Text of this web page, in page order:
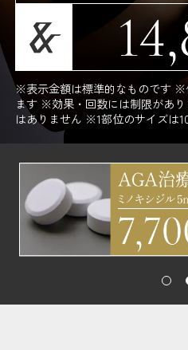
※表示金額は標準的なものです ※
ます ※効果・回数には制限があ
はありません ※1部位のサイズは